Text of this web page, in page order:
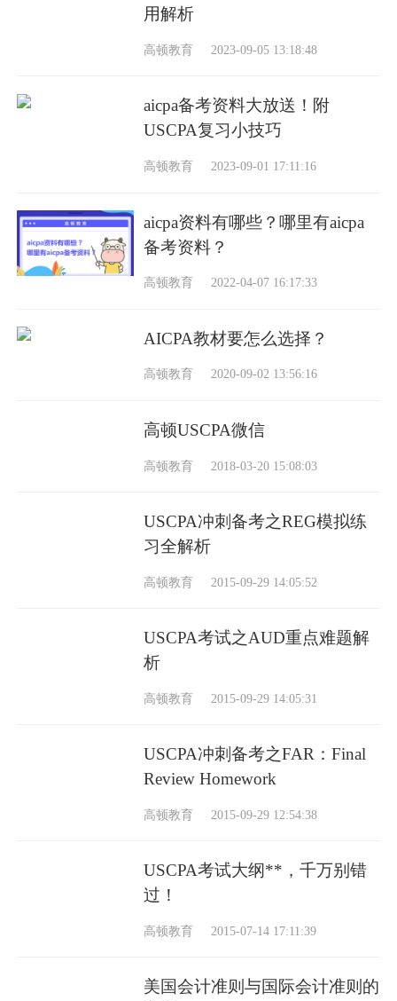
用解析
高顿教育 2023-09-05 13:18:48
aicpa备考资料大放送！附
USCPA复习小技巧
高顿教育 2023-09-01 17:11:16
aicpa资料有哪些？哪里有aicpa
备考资料？
高顿教育 2022-04-07 16:17:33
AICPA教材要怎么选择？
高顿教育 2020-09-02 13:56:16
高顿USCPA微信
高顿教育 2018-03-20 15:08:03
USCPA冲刺备考之REG模拟练
习全解析
高顿教育 2015-09-29 14:05:52
USCPA考试之AUD重点难题解
析
高顿教育 2015-09-29 14:05:31
USCPA冲刺备考之FAR：Final
Review Homework
高顿教育 2015-09-29 12:54:38
USCPA考试大纲**，千万别错
过！
高顿教育 2015-07-14 17:11:39
美国会计准则与国际会计准则的